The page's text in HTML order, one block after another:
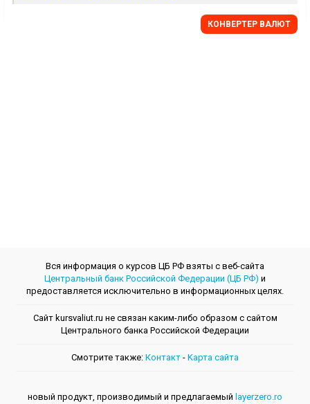
КОНВЕРТЕР ВАЛЮТ
Вся информация о курсов ЦБ РФ взяты с веб-сайта
Центральный банк Российской Федерации (ЦБ РФ) и
предоставляется исключительно в информационных целях.
Сайт kursvaliut.ru не связан каким-либо образом с сайтом
Центрального банкa Российской Федерации
Смотрите также: Контакт - Kарта сайта
новый продукт, производимый и предлагаемый layerzero.ro